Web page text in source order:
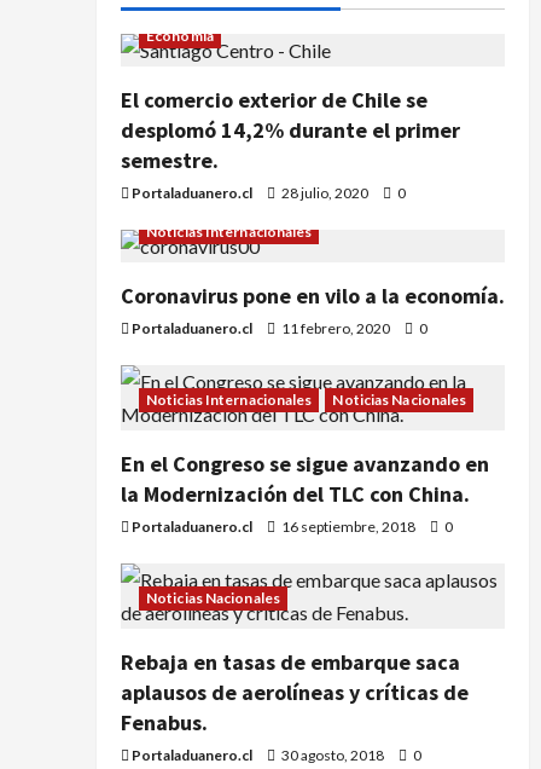
Economía
El comercio exterior de Chile se
desplomó 14,2% durante el primer
semestre.
Portaladuanero.cl 28 julio, 2020 0
Noticias Internacionales
Coronavirus pone en vilo a la economía.
Portaladuanero.cl 11 febrero, 2020 0
Noticias Internacionales Noticias Nacionales
En el Congreso se sigue avanzando en
la Modernización del TLC con China.
Portaladuanero.cl 16 septiembre, 2018 0
Noticias Nacionales
Rebaja en tasas de embarque saca
aplausos de aerolíneas y críticas de
Fenabus.
Portaladuanero.cl 30 agosto, 2018 0